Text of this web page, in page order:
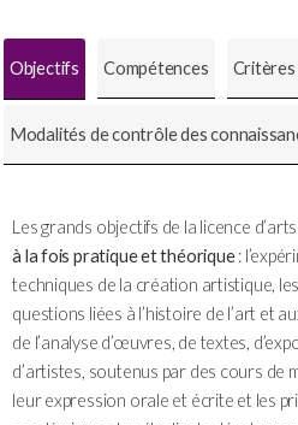
Objectifs Compétences Critères
Modalités de contrôle des
Les grands objectifs de la licence
à la fois pratique et théorique:
techniques de la création artistique,
questions liées à l’histoire de l’art et
de l’analyse d’œuvres, de textes,
d’artistes, soutenus par des cours de
leur expression orale et écrite et les